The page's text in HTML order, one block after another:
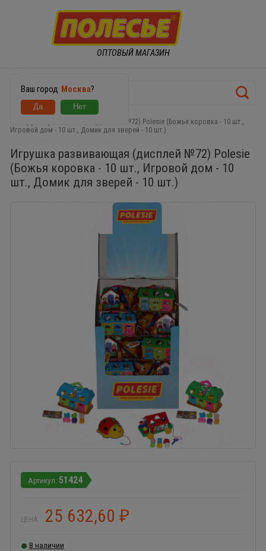
ОПТОВЫЙ МАГАЗИН
Ваш город Москва?
Игрушка развивающая (дисплей №72) Polesie (Божья коровка - 10 шт.,
Игровой дом - 10 шт., Домик для зверей - 10 шт.)
Игрушка развивающая (дисплей №72) Polesie
(Божья коровка - 10 шт., Игровой дом - 10
шт., Домик для зверей - 10 шт.)
51424
ЦЕНА: 25 632,60 ₽
В наличии